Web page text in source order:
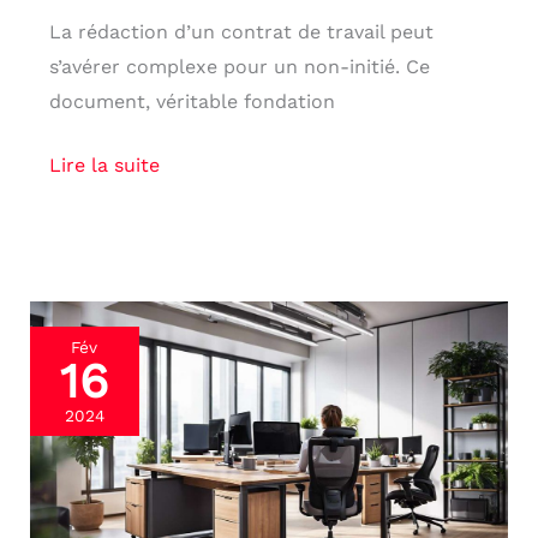
La rédaction d’un contrat de travail peut
s’avérer complexe pour un non-initié. Ce
document, véritable fondation
Lire la suite
Fév
16
2024
Santé
au
travail
:
rôle
de